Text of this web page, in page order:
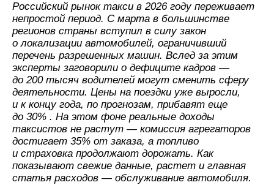
Российский рынок такси в 2026 году переживает
непростой период. С марта в большинстве
регионов страны вступил в силу закон
о локализации автомобилей, ограничивший
перечень разрешенных машин. Вслед за этим
эксперты заговорили о дефиците кадров —
до 200 тысяч водителей могут сменить сферу
деятельности. Цены на поездки уже выросли,
и к концу года, по прогнозам, прибавят еще
до 30% . На этом фоне реальные доходы
таксистов не растут — комиссия агрегаторов
достигает 35% от заказа, а топливо
и страховка продолжают дорожать. Как
показывают свежие данные, растет и главная
статья расходов — обслуживание автомобиля.